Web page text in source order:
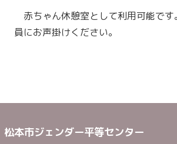
赤ちゃん休憩室として利用可能です
員にお声掛けください。
松本市ジェンダー平等センター